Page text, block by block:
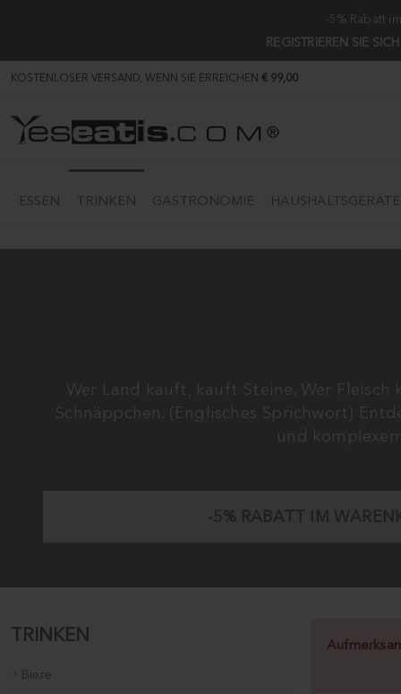
-5% Rabatt
REGISTRIEREN SIE
KOSTENLOSER VERSAND, WENN SIE ERREICHEN € 99,00
ESSEN TRINKEN GASTRONOMIE HAUSHALTSGERÄTE
Wer Land kauft, kauft Steine. Wer
Schnäppchen. (Englisches Sprichwort)
und
-5% RABATT IM
TRINKEN
Biere